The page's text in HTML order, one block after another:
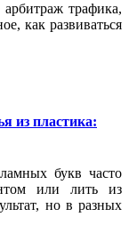
трафика,
как развиваться
из пластика:
букв часто
или лить из
но в разных